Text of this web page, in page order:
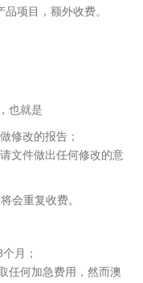
项目，额外收费。
也就是
修改的报告；
文件做出任何修改的意
会重复收费。
月；
任何加急费用，然而澳